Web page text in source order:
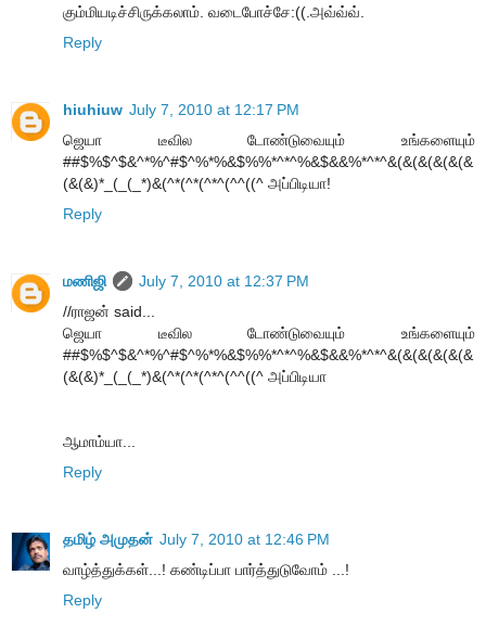
கும்மியடிச்சிருக்கலாம். வடைபோச்சே:((.அவ்வ்வ்.
Reply
hiuhiuw July 7, 2010 at 12:17 PM
ஜெயா டீவில டோண்டுவையும் உங்களையும்
##$%$^$&^*%^#$^%*%&$%%*^*^%&$&&%*^*^&(&(&(&(&(&
(&(&)*_(_(_*)&(^*(^*(^*^(^^((^ அப்பிடியா!
Reply
மணிஜி
July 7, 2010 at 12:37 PM
//ராஜன் said...
ஜெயா டீவில டோண்டுவையும் உங்களையும்
##$%$^$&^*%^#$^%*%&$%%*^*^%&$&&%*^*^&(&(&(&(&(&
(&(&)*_(_(_*)&(^*(^*(^*^(^^((^ அப்பிடியா
ஆமாம்யா...
Reply
தமிழ் அமுதன் July 7, 2010 at 12:46 PM
வாழ்த்துக்கள்...! கண்டிப்பா பார்த்துடுவோம் ...!
Reply